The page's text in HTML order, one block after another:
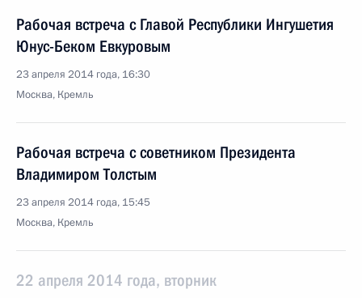
Рабочая встреча с Главой Республики Ингушетия
Юнус-Беком Евкуровым
23 апреля 2014 года, 16:30
Москва, Кремль
Рабочая встреча с советником Президента
Владимиром Толстым
23 апреля 2014 года, 15:45
Москва, Кремль
22 апреля 2014 года, вторник